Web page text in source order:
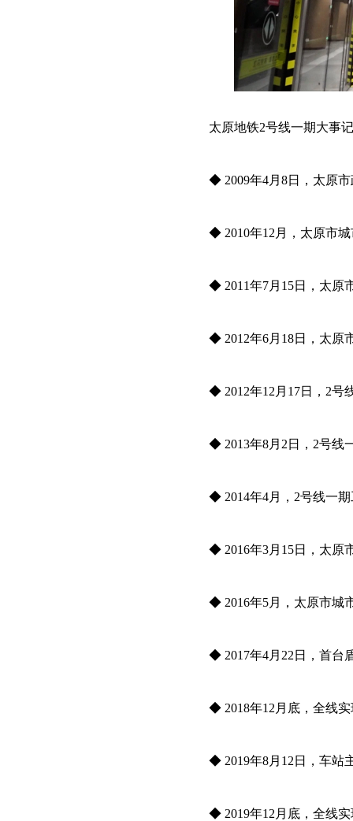
太原地铁2号线一期大事记
◆ 2009年4月8日，太原
◆ 2010年12月，太原市
◆ 2011年7月15日，太原
◆ 2012年6月18日，太原
◆ 2012年12月17日，2号
◆ 2013年8月2日，2号线
◆ 2014年4月，2号线一
◆ 2016年3月15日，太原
◆ 2016年5月，太原市城
◆ 2017年4月22日，首台
◆ 2018年12月底，全线实
◆ 2019年8月12日，车站
◆ 2019年12月底，全线实